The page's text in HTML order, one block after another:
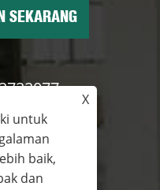
SEKARANG
X
untuk
baik,
dan